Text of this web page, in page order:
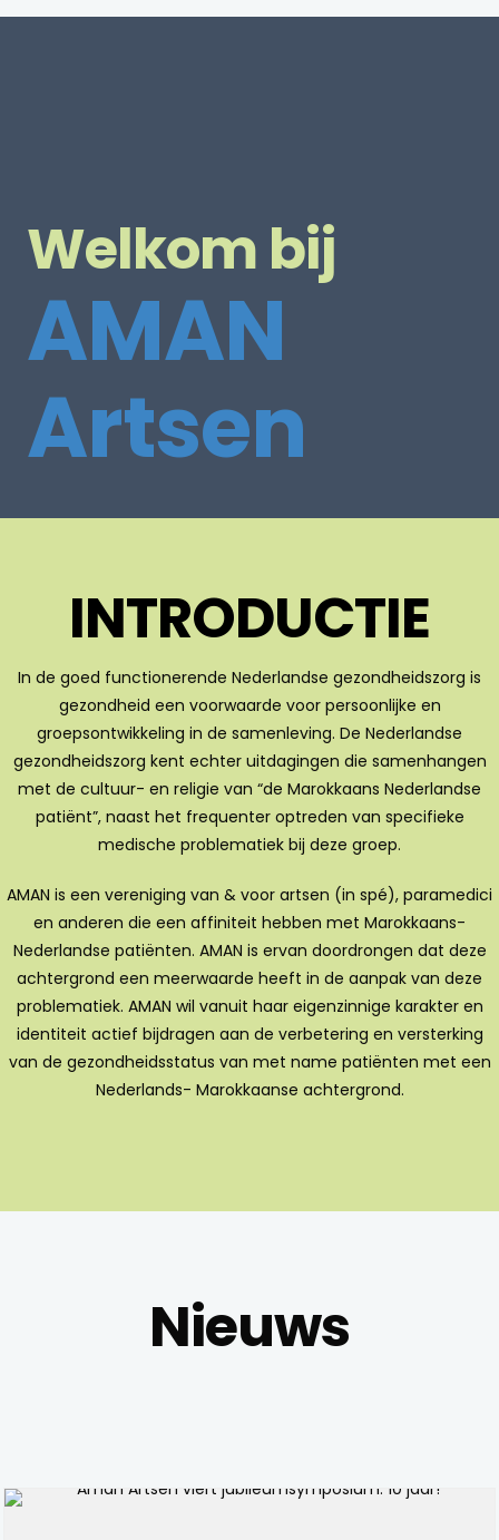
Welkom bij
AMAN
Artsen
INTRODUCTIE
In de goed functionerende Nederlandse gezondheidszorg is
gezondheid een voorwaarde voor persoonlijke en
groepsontwikkeling in de samenleving. De Nederlandse
gezondheids­zorg kent echter uitdagingen die samenhangen
met de cultuur- en religie van “de Marokkaans Nederland­se
patiënt”, naast het frequenter optreden van specifieke
medische problematiek bij deze groep.
AMAN is een vereniging van & voor artsen (in spé), paramedici
en anderen die een affiniteit hebben met Marokkaans-
Nederlandse patiënten. AMAN is ervan doordrongen dat deze
achtergrond een meerwaarde heeft in de aanpak van deze
problematiek. AMAN wil vanuit haar eigenzinnige karakter en
identiteit actief bijdragen aan de verbetering en versterking
van de gezondheidsstatus van met name patiënten met een
Nederlands- Ma­rokkaanse achtergrond.
Nieuws